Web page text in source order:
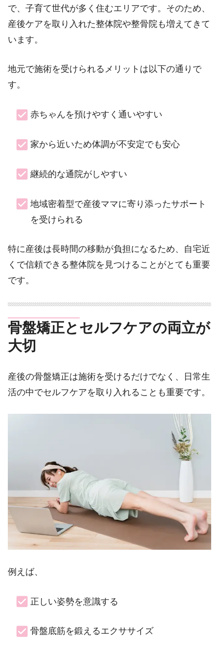
で、子育て世代が多く住むエリアです。そのため、
産後ケアを取り入れた整体院や整骨院も増えてきて
います。
地元で施術を受けられるメリットは以下の通りで
す。
赤ちゃんを預けやすく通いやすい
家から近いため体調が不安定でも安心
継続的な通院がしやすい
地域密着型で産後ママに寄り添ったサポート
を受けられる
特に産後は長時間の移動が負担になるため、自宅近
くで信頼できる整体院を見つけることがとても重要
です。
骨盤矯正とセルフケアの両立が
大切
産後の骨盤矯正は施術を受けるだけでなく、日常生
活の中でセルフケアを取り入れることも重要です。
例えば、
正しい姿勢を意識する
骨盤底筋を鍛えるエクササイズ